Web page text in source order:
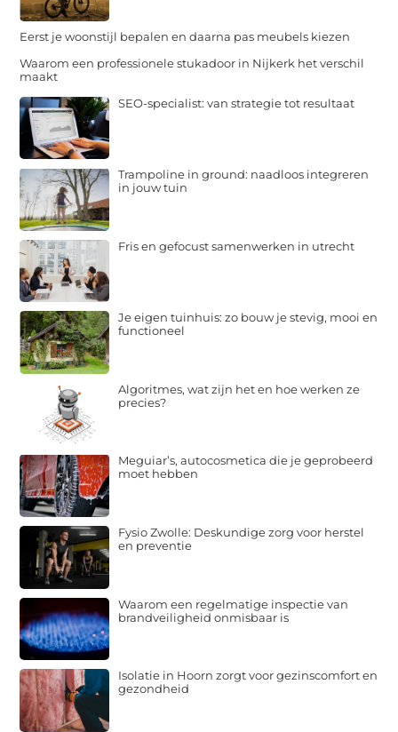
Eerst je woonstijl bepalen en daarna pas meubels kiezen
Waarom een professionele stukadoor in Nijkerk het verschil
maakt
SEO-specialist: van strategie tot resultaat
Trampoline in ground: naadloos integreren
in jouw tuin
Fris en gefocust samenwerken in utrecht
Je eigen tuinhuis: zo bouw je stevig, mooi en
functioneel
Algoritmes, wat zijn het en hoe werken ze
precies?
Meguiar’s, autocosmetica die je geprobeerd
moet hebben
Fysio Zwolle: Deskundige zorg voor herstel
en preventie
Waarom een regelmatige inspectie van
brandveiligheid onmisbaar is
Isolatie in Hoorn zorgt voor gezinscomfort en
gezondheid